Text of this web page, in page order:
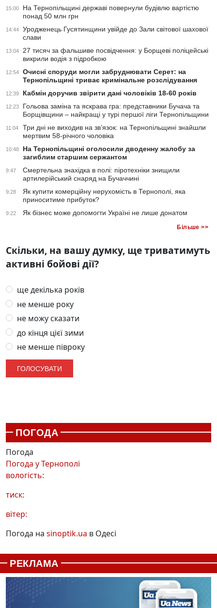
15:00
На Тернопільщині державі повернули будівлю вартістю
понад 50 млн грн
14:44
Уродженець Гусятинщини увійде до Зали світової шахової
слави
13:04
27 тисяч за фальшиве посвідчення: у Борщеві поліцейські
викрили водія з підробкою
12:54
Очисні споруди могли забруднювати Серет: на
Тернопільщині триває кримінальне розслідування
12:39 Кабмін доручив звірити дані чоловіків 18-60 років
12:23
Гольова заміна та яскрава гра: представники Бучача та
Борщівщини – найкращі у турі першої ліги Тернопільщини
11:04
Три дні не виходив на зв’язок: на Тернопільщині знайшли
мертвим 58-річного чоловіка
10:48
На Тернопільщині оголосили дводенну жалобу за
загиблим старшим сержантом
9:47
Смертельна знахідка в полі: піротехніки знищили
артилерійський снаряд на Бучаччині
9:28
Як купити комерційну нерухомість в Тернополі, яка
приноситиме прибуток?
9:22 Як бізнес може допомогти Україні не лише донатом
Більше >>
Скільки, на вашу думку, ще триватимуть
активні бойові дії?
ще декілька років
не менше року
не можу сказати
до кінця цієї зими
не менше півроку
ПОГОДА
Погода
Погода уТернополі
вологість:
тиск:
вітер:
Погода на sinoptik.ua в Одесі
РЕКЛАМА